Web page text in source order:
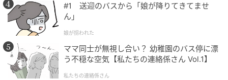
#1 送迎のバスから「娘が降りてきてませ
ん」
娘が拐われた
ママ同士が無視し合い？ 幼稚園のバス停に漂
う不穏な空気【私たちの連絡係さん Vol.1】
私たちの連絡係さん